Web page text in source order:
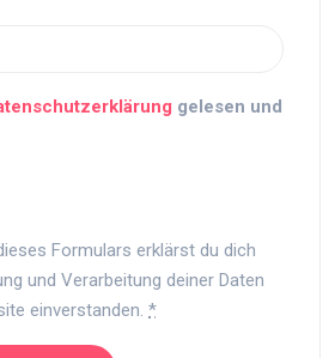
gelesen und
Formulars erklärst du dich
und Verarbeitung deiner Daten
einverstanden. *